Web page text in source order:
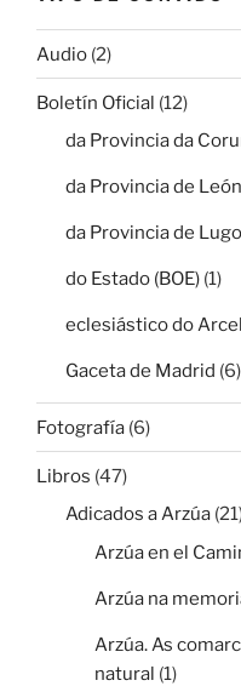
Audio (2)
Boletín Oficial (12)
da Provincia da
da Provincia de León
da Provincia de Lugo
do Estado (BOE) (1)
eclesiástico do
Gaceta de Madrid (6)
Fotografía (6)
Libros (47)
Adicados a Arzúa
Arzúa en el
Arzúa na
Arzúa. As
natural (1)